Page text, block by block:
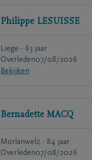
Philippe LESUISSE
Liege - 63 jaar
Overleden07/08/2026
Bekijken
Bernadette MACQ
Morlanwelz - 84 jaar
Overleden07/08/2026